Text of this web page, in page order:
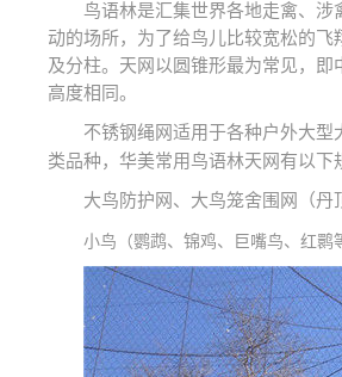
鸟语林是汇集世界各地走禽、涉
动的场所，为了给鸟儿比较宽松的
及分柱。天网以圆锥形最为常见，
高度相同。
不锈钢绳网适用于各种户外大型
类品种，华美常用鸟语林天网有以下
大鸟防护网、大鸟笼舍围网（
小鸟（鹦鹉、锦鸡、巨嘴鸟、红鹮